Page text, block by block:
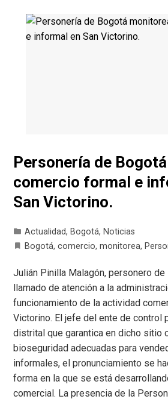
Personería de
comercio formal e
San Victorino.
Actualidad, Bogotá, Noticias
Bogotá,comercio,monitorea,
Julián Pinilla Malagón, personero
llamado de atención a la
funcionamiento de la actividad
Victorino. El jefe del ente de control
distrital que garantica en dicho sitio
bioseguridad adecuadas para
informales, el pronunciamiento se
forma en la que se está
comercial. La presencia de la